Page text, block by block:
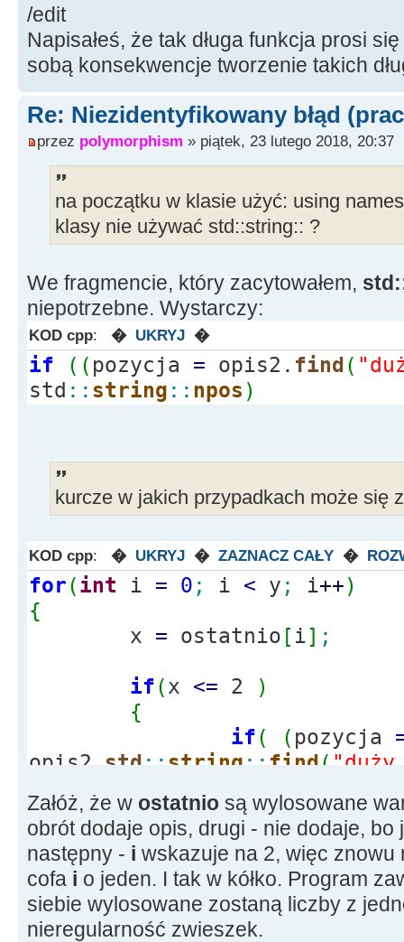
opis2.std:: string::find( "rozst.oczy")) ==
{opis2+= "szer.rozst.oczy";
else
{ --i; }
else if( x>24&&x<=26)
opis2+= "dobrze zbudowany";
else
{ --i; }
opis2.std::string::find("duży brzuch" ))
{ opis2+= "duży brzuch"
else
{ --i; }
else if( x
opis2. std:: string ::find( "wąsko
else
else if(x>30 && x<= 32 )
opis2.std::string::find("koślawe")) ==
{opis2+ = "koślawe kolana" ;
else
-- i;
}
string::find( "włosy" )
( ( pozycja =opis2.
:: npos )
&&
(
"K" )
&&
((pozycja= opis2.std :: string
std::string::npos )
)
{opis2 += "łysy";
wlosy. std ::string ::clear()
wlosy= "brak";
/edit
Napisałeś, że tak długa funkcja prosi
sobą konsekwencje tworzenie takich
Re: Niezidentyfikowany błąd
przez polymorphism » piątek, 23 lutego 2018, 20:37
na początku w klasie użyć: using
klasy nie używać std::string:: ?
We fragmencie, który zacytowałem,
niepotrzebne. Wystarczy:
KOD cpp: � UKRYJ �
if ( ( pozycja = opis2. find (
std :: string :: npos )
kurcze w jakich przypadkach może się
KOD cpp: � UKRYJ � ZAZNACZ CAŁY �
for(int i = 0 ; i < y ; i++)
{
x = ostatnio [ i] ;
if(x <= 2
)
{
if( ( pozycja
opis2. std :: string :: find(
{
}
else
{
Załóż, że w ostatnio są wylosowane
obrót dodaje opis, drugi - nie dodaje,
następny - i wskazuje na 2, więc
cofa i o jeden. I tak w kółko. Program
siebie wylosowane zostaną liczby z
nieregularność zwieszek.